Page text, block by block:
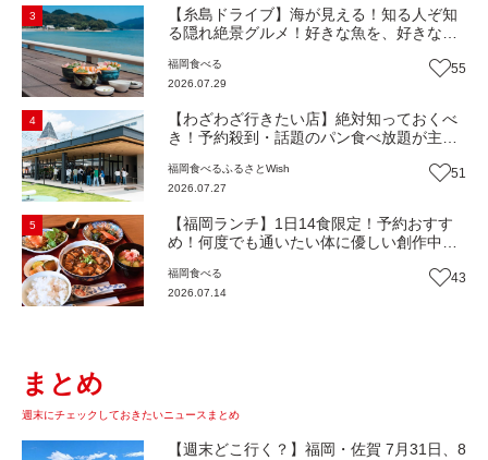
3
【糸島ドライブ】海が見える！知る人ぞ知
る隠れ絶景グルメ！好きな魚を、好きなだ
堂』（福岡市西区）【まち歩き】
福岡食べる
2026.07.29
55
4
【わざわざ行きたい店】絶対知っておくべ
き！予約殺到・話題のパン食べ放題が主
『bound garden』（福岡・新宮町）【まち
歩き】
福岡食べるふるさとWish
2026.07.27
51
5
【福岡ランチ】1日14食限定！予約おすす
め！何度でも通いたい体に優しい創作中華
【まち歩き】
福岡食べる
2026.07.14
43
まとめ
週末にチェックしておきたいニュースまとめ
【週末どこ行く？】福岡・佐賀 7月31日、8